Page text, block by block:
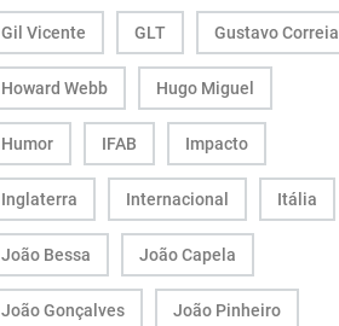
Gil Vicente GLT Gustavo Correia
Howard Webb Hugo Miguel
Humor IFAB Impacto
Inglaterra Internacional Itália
João Bessa João Capela
João Gonçalves João Pinheiro